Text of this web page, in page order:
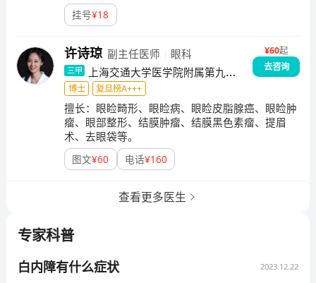
挂号¥18
许诗琼 副主任医师 眼科
三甲
上海交通大学医学院附属第九人
民医院
¥60起
去咨询
博士
复旦榜A+++
擅长： 眼睑畸形、眼睑病、眼睑皮脂腺癌、眼睑肿
瘤、眼部整形、结膜肿瘤、结膜黑色素瘤、提眉
术、去眼袋等。
图文¥60 电话¥160
查看更多医生
专家科普
白内障有什么症状 2023.12.22